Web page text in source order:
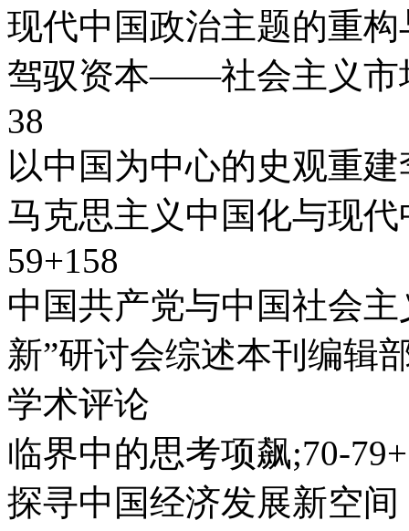
现代中国政治主题的重
驾驭资本——社会主义市
38
以中国为中心的史观重建
马克思主义中国化与现
59+158
中国共产党与中国社会
新”研讨会综述本刊编辑
学术评论
临界中的思考项飙;70-
探寻中国经济发展新空间